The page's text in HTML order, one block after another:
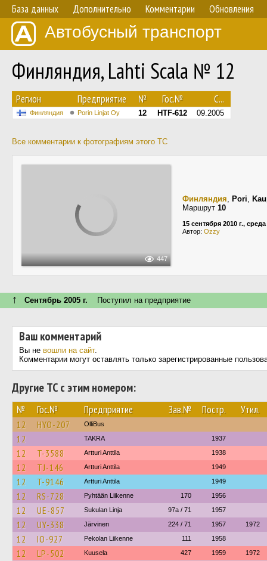
База данных Дополнительно Комментарии Обновления
Автобусный транспорт
Финляндия, Lahti Scala № 12
Регион Предприятие № Гос.№ С...
Финляндия Porin Linjat Oy 12 HTF-612 09.2005
Все комментарии к фотографиям этого ТС
447
Финляндия, Pori,
Маршрут 10
15 сентября 2010 г., среда
Автор: Ozzy
↑ Сентябрь 2005 г. Поступил на предприятие
Ваш комментарий
Вы не вошли на сайт.
Комментарии могут оставлять только зарегистрированные
Другие ТС с этим номером:
№ Гос.№ Предприятие Зав.№ Постр. Утил.
12 HYO-207 OlliBus
12 TAKRA 1937
12 T-3588 Artturi Anttila 1938
12 TJ-146 Artturi Anttila 1949
12 T-9146 Artturi Anttila 1949
12 RS-728 Pyhtään Liikenne 170 1956
12 UE-857 Sukulan Linja 97a / 71 1957
12 UY-338 Järvinen 224 / 71 1957 1972
12 IO-927 Pekolan Liikenne 111 1958
12 LP-502 Kuusela 427 1959 1972